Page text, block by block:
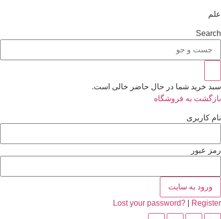
علم
Search
سبد خرید شما در حال حاضر خالی است.
بازگشت به فروشگاه
نام کاربری
رمز عبور
ورود به سایت
Lost your password?
Register